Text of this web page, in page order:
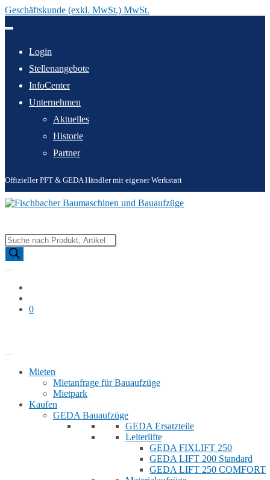
Geschäftskunde (exkl. MwSt.) MwSt.
Inhalt
Login
Stellenangebote
InfoCenter
Unternehmen
Aktuelles
Historie
Partner
Offizieller PFT & GEDA Händler mit eigener Werkstatt
Products
search
0
Mieten
Mietanfrage für Bauaufzüge
Mietpark
Kaufen
GEDA Bauaufzüge
GEDA Ersatzteile
Leiterlifte
GEDA FIXLIFT 250
GEDA LIFT 200 Standard
GEDA LIFT 250 COMFORT